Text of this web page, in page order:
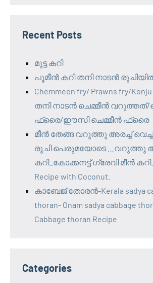
Recent Posts
മുട്ട കറി
പൂമീൻ കറി തനി നാടൻ
Chemmeen fry/ Prawns fry/
തനി നാടൻ ചെമ്മീൻ
ഫ്രൈ/ഈസി ചെമ്മീൻ ഫ്രൈ
മീൻ തേങ്ങ വറുത്തു അരച്ച്
രുചി പെരുമയോടെ …വറുത്തു
കറി..കോക്കനട്ട് ഗ്രേവി മീൻ
Recipe with Coconut.
കാബേജ് തോരൻ-Kerala sadya
thoran- Onam sadya cabbage
Cabbage thoran Recipe
Categories